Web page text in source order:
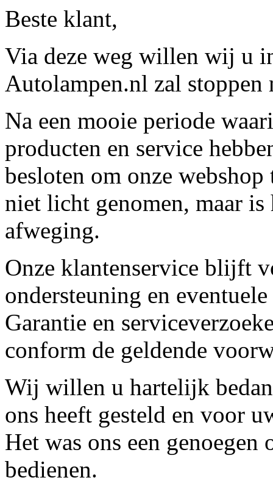
Beste klant,
Via deze weg willen wij u
Autolampen.nl zal stoppen
Na een mooie periode
producten en service
besloten om onze
niet licht genomen, maar
afweging.
Onze klantenservice blijft
ondersteuning en
Garantie en
conform de geldende
Wij willen u hartelijk
ons heeft gesteld en voor
Het was ons een
bedienen.